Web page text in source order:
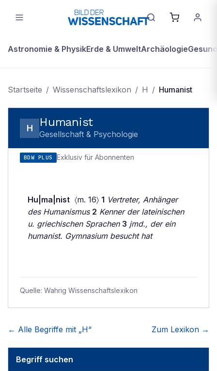
Astronomie & PhysikErde & UmweltArchäologie
Startseite / Wissenschaftslexikon / H / Humanist
H Humanist
Gesellschaft & Psychologie
BDW PLUS Exklusiv für Abonnenten
Hu|ma|nist 〈m. 16〉 1 Vertreter, Anhänger
des Humanismus 2 Kenner der lateinischen
u. griechischen Sprachen 3 jmd., der ein
humanist. Gymnasium besucht hat
Quelle: Wahrig Wissenschaftslexikon
← Alle Begriffe mit „H“ Zum Lexikon →
Begriff suchen